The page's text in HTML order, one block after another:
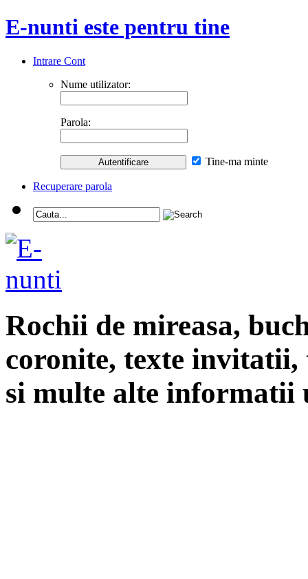
E-nunti este pentru tine
Intrare Cont
Nume utilizator:
Parola:
Tine-ma minte
Recuperare parola
Rochii de mireasa,
coronite, texte
si multe alte informatii